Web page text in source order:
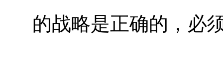
的战略是正确的，必